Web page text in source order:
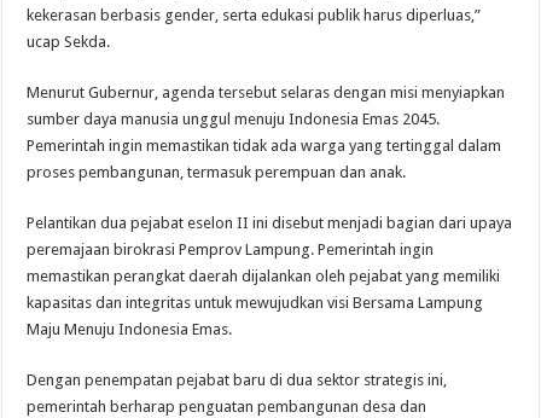
kekerasan berbasis gender, serta edukasi publik harus diperluas,”
ucap Sekda.
Menurut Gubernur, agenda tersebut selaras dengan misi menyiapkan
sumber daya manusia unggul menuju Indonesia Emas 2045.
Pemerintah ingin memastikan tidak ada warga yang tertinggal dalam
proses pembangunan, termasuk perempuan dan anak.
Pelantikan dua pejabat eselon II ini disebut menjadi bagian dari upaya
peremajaan birokrasi Pemprov Lampung. Pemerintah ingin
memastikan perangkat daerah dijalankan oleh pejabat yang memiliki
kapasitas dan integritas untuk mewujudkan visi Bersama Lampung
Maju Menuju Indonesia Emas.
Dengan penempatan pejabat baru di dua sektor strategis ini,
pemerintah berharap penguatan pembangunan desa dan